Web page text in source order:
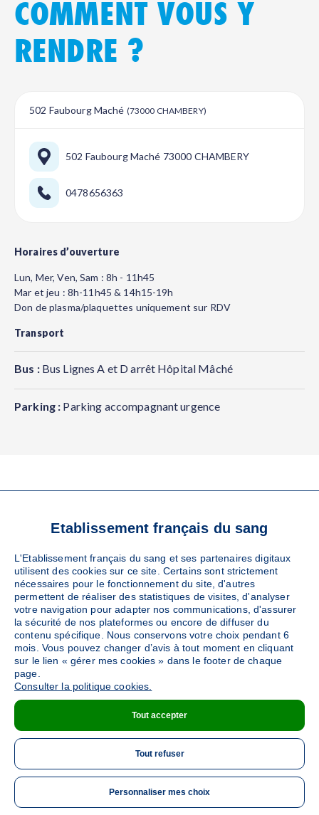
COMMENT VOUS Y
RENDRE ?
502 Faubourg Maché (73000 CHAMBERY)
502 Faubourg Maché 73000 CHAMBERY
0478656363
Horaires d’ouverture
Lun, Mer, Ven, Sam : 8h - 11h45
Mar et jeu : 8h-11h45 & 14h15-19h
Don de plasma/plaquettes uniquement sur RDV
Transport
Bus : Bus Lignes A et D arrêt Hôpital Mâché
Parking : Parking accompagnant urgence
LOCAUX
RELATION DONNEURS SERVICE
Référent EFS
04 78 65 63 63 (lundi au jeudi 8h-19h, vendredi 8
Aura.Contacts-Donneurs@efs.sante.fr
Etablissement français du sang
L'Etablissement français du sang et ses partenaires digitaux
utilisent des cookies sur ce site. Certains sont strictement
nécessaires pour le fonctionnement du site, d'autres
permettent de réaliser des statistiques de visites, d'analyser
votre navigation pour adapter nos communications, d'assurer
la sécurité de nos plateformes ou encore de diffuser du
contenu spécifique. Nous conservons votre choix pendant 6
mois. Vous pouvez changer d’avis à tout moment en cliquant
sur le lien « gérer mes cookies » dans le footer de chaque
page.
Consulter la politique cookies.
Tout accepter
Tout refuser
Personnaliser mes choix